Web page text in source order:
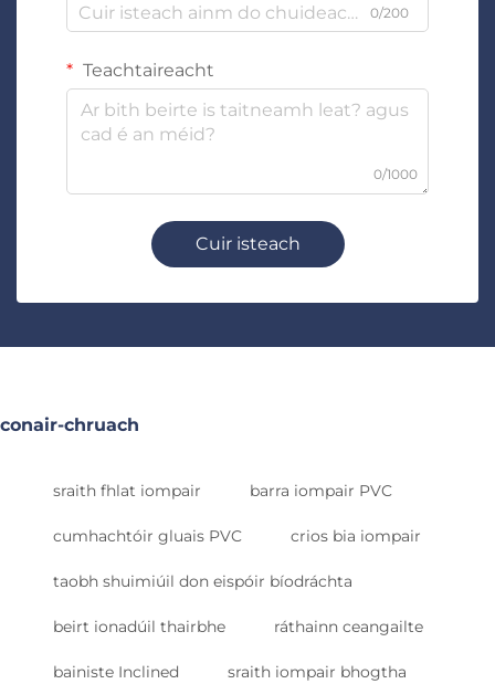
0/200
Teachtaireacht
0/1000
Cuir isteach
conair-chruach
sraith fhlat iompair barra iompair PVC
cumhachtóir gluais PVC crios bia iompair
taobh shuimiúil don eispóir bíodráchta
beirt ionadúil thairbhe ráthainn ceangailte
bainiste Inclined sraith iompair bhogtha